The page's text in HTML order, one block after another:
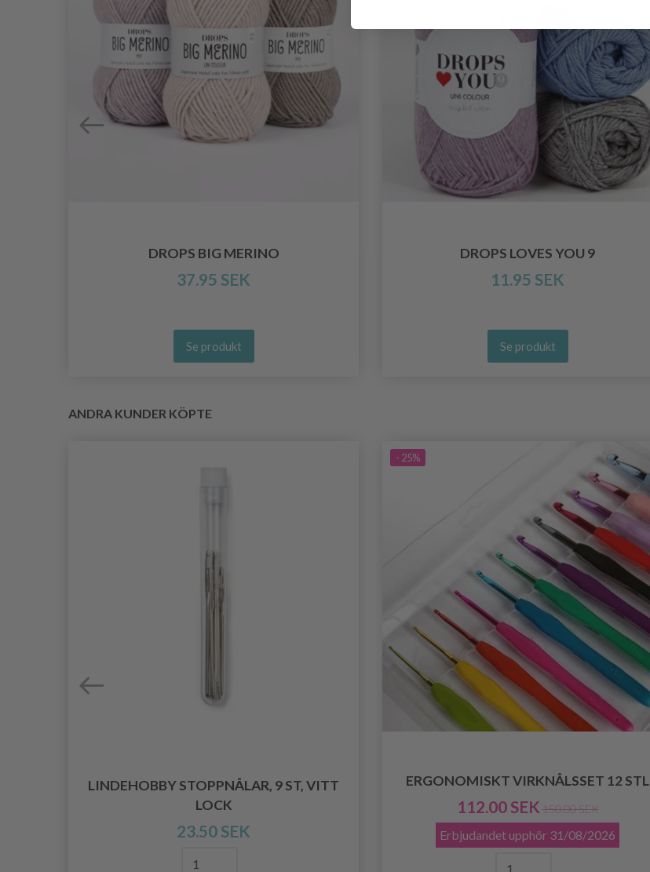
DROPS BIG MERINO
37.95 SEK
Se produkt
DROPS LOVES YOU 9
11.95 SEK
Se produkt
ANDRA KUNDER KÖPTE
LINDEHOBBY STOPPNÅLAR, 9 ST, VITT
LOCK
23.50 SEK
- 25%
ERGONOMISKT VIRKNÅLSSET 12 STL
112.00 SEK 150.00 SEK
Erbjudandet upphör 31/08/2026